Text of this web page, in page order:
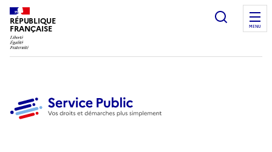
RÉPUBLIQUE
FRANÇAISE
Ouvrir
MENU